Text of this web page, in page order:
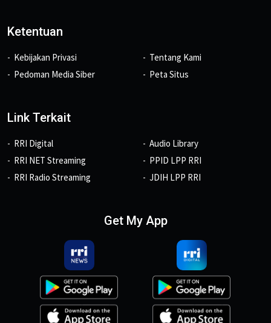
Ketentuan
Kebijakan Privasi
Pedoman Media Siber
Tentang Kami
Peta Situs
Link Terkait
RRI Digital
RRI NET Streaming
RRI Radio Streaming
Audio Library
PPID LPP RRI
JDIH LPP RRI
Get My App